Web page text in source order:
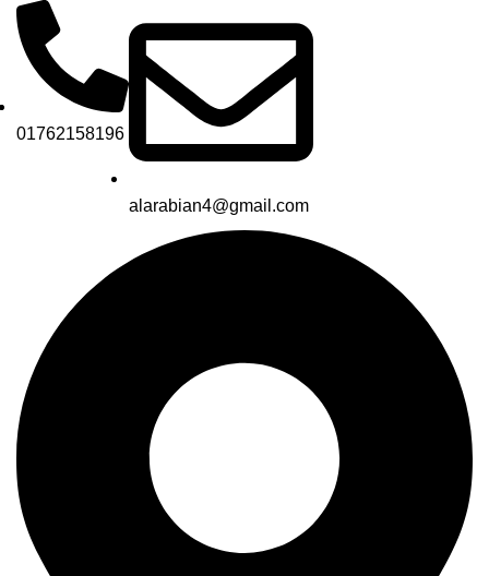
01762158196
alarabian4@gmail.com